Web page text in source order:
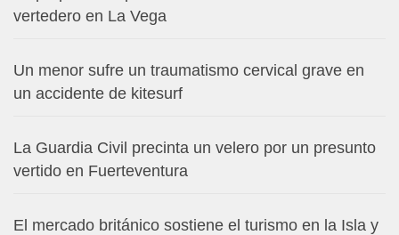
vertedero en La Vega
Un menor sufre un traumatismo cervical grave en
un accidente de kitesurf
La Guardia Civil precinta un velero por un presunto
vertido en Fuerteventura
El mercado británico sostiene el turismo en la Isla y